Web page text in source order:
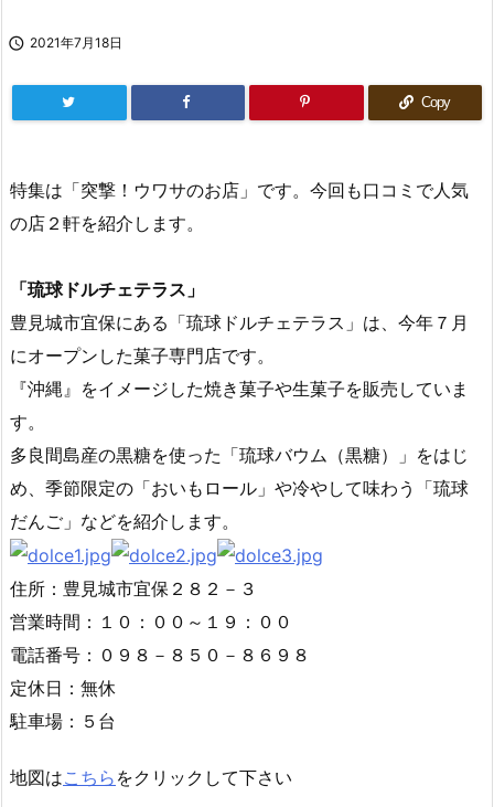
 2021年7月18日
Copy
特集は「突撃！ウワサのお店」です。今回も口コミで人気
の店２軒を紹介します。
「琉球ドルチェテラス」
豊見城市宜保にある「琉球ドルチェテラス」は、今年７月
にオープンした菓子専門店です。
『沖縄』をイメージした焼き菓子や生菓子を販売していま
す。
多良間島産の黒糖を使った「琉球バウム（黒糖）」をはじ
め、季節限定の「おいもロール」や冷やして味わう「琉球
だんご」などを紹介します。
住所：豊見城市宜保２８２－３
営業時間：１０：００～１９：００
電話番号：０９８－８５０－８６９８
定休日：無休
駐車場：５台
地図はこちら をクリックして下さい